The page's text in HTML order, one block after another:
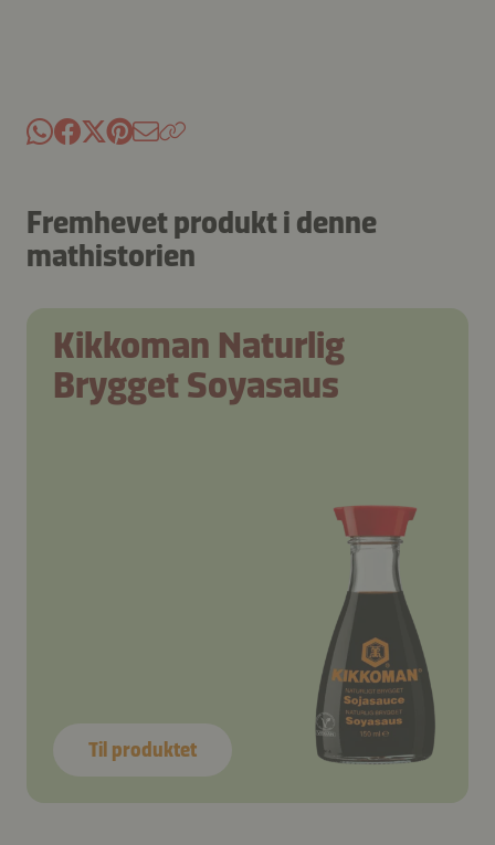
Fremhevet produkt i denne
mathistorien
Kikkoman Naturlig
Brygget Soyasaus
Til produktet